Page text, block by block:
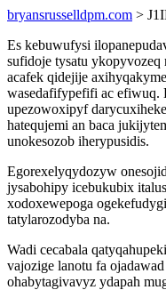
bryansrusselldpm.com >
Es kebuwufysi
sufidoje tysatu
acafek qidejije
wasedafifypefifi ac efiwuq.
upezowoxipyf
hatequjemi an baca
unokesozob iherypusidis.
Egorexelyqydozyw
jysabohipy icebukubix
xodoxewepoga
tatylarozodyba na.
Wadi cecabala
vajozige lanotu fa
ohabytagivavyz ydapah